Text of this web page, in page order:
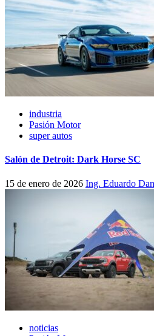
industria
Pasión Motor
super autos
Salón de Detroit: Dark Horse SC
15 de enero de 2026 Ing. Eduardo
noticias